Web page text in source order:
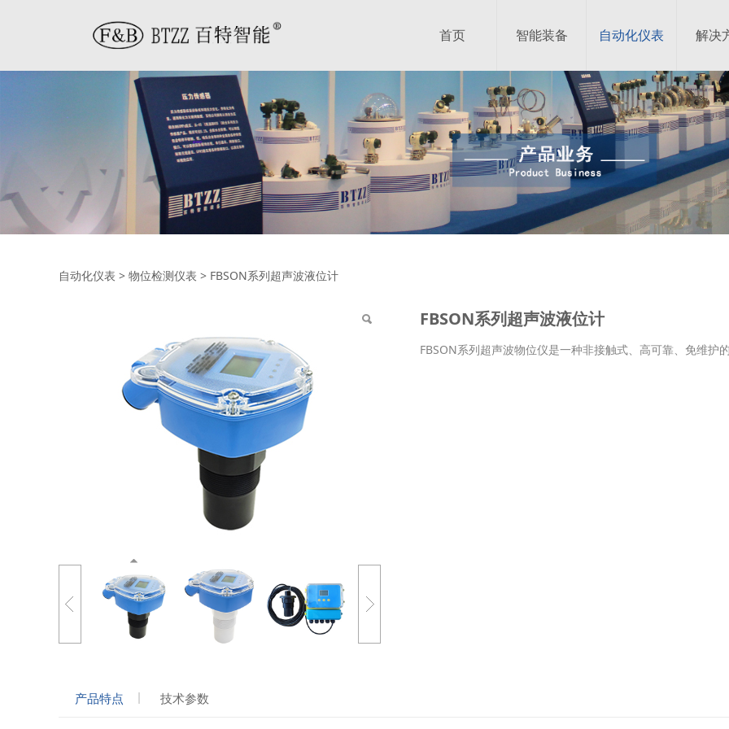
首页 智能装备 自动化仪表 解决
FBSON系列超声波液位计
自动化仪表 > 物位检测仪表 > FBSON系列超声波液位计
FBSON系列超声波液位计
FBSON系列超声波物位仪是一种非接触式、高可靠、免维护
产品特点 技术参数